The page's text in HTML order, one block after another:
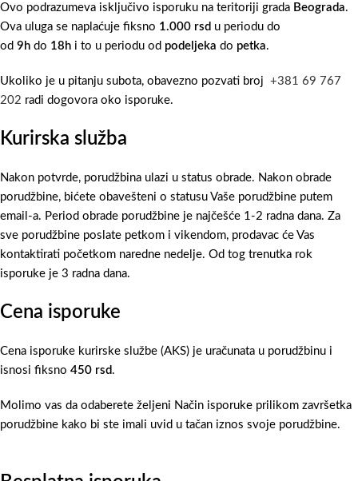
Ovo podrazumeva isključivo isporuku na teritoriji grada Beograda.
Ova uluga se naplaćuje fiksno 1.000 rsd u periodu do
od 9h do 18h i to u periodu od podeljeka do petka.
Ukoliko je u pitanju subota, obavezno pozvati broj +381 69 767
202 radi dogovora oko isporuke.
Kurirska služba
Nakon potvrde, porudžbina ulazi u status obrade. Nakon obrade
porudžbine, bićete obavešteni o statusu Vaše porudžbine putem
email-a. Period obrade porudžbine je najčešće 1-2 radna dana. Za
sve porudžbine poslate petkom i vikendom, prodavac će Vas
kontaktirati početkom naredne nedelje. Od tog trenutka rok
isporuke je 3 radna dana.
Cena isporuke
Cena isporuke kurirske službe (AKS) je uračunata u porudžbinu i
isnosi fiksno 450 rsd .
Molimo vas da odaberete željeni Način isporuke prilikom završetka
porudžbine kako bi ste imali uvid u tačan iznos svoje porudžbine.